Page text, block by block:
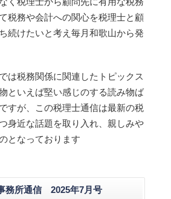
税務や会計への関心を税理士と顧
続けたいと考え毎月和歌山から発
は税務関係に関連したトピックス
といえば堅い感じのする読み物ば
すが、この税理士通信は最新の税
身近な話題を取り入れ、親しみや
となっております
務所通信 2025年7月号